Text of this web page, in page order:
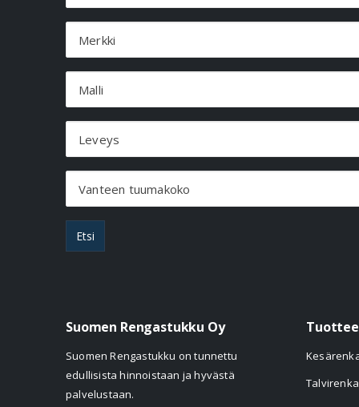
Merkki
Malli
Leveys
Vanteen tuumakoko
Etsi
Suomen Rengastukku Oy
Suomen Rengastukku on tunnettu
edullisista hinnoistaan ja hyvästä
palvelustaan.